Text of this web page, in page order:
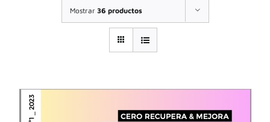
COMUNIDAD
CONTACTO
Mostrar 36 productos